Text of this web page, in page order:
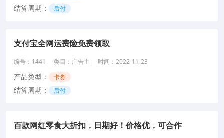
结算周期： 后付
支付宝全网运费险免费领取
编号： 1441 类目： 广告主 时间： 2022-11-23
产品类型： 卡券
结算周期： 后付
百款网红零食大折扣，日期好！价格优，可合作